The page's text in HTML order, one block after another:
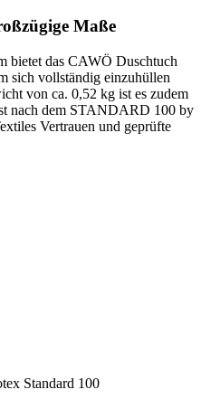
Maße
bietet das CAWÖ Duschtuch
sich vollständig einzuhüllen
von ca. 0,52 kg ist es zudem
nach dem STANDARD 100 by
Vertrauen und geprüfte
Standard 100